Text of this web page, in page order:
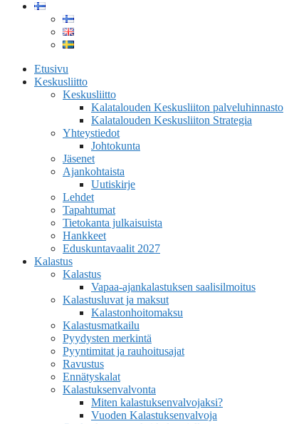
Etusivu
Keskusliitto
Keskusliitto
Kalatalouden Keskusliiton palveluhinnasto
Kalatalouden Keskusliiton Strategia
Yhteystiedot
Johtokunta
Jäsenet
Ajankohtaista
Uutiskirje
Lehdet
Tapahtumat
Tietokanta julkaisuista
Hankkeet
Eduskuntavaalit 2027
Kalastus
Kalastus
Vapaa-ajankalastuksen saalisilmoitus
Kalastusluvat ja maksut
Kalastonhoitomaksu
Kalastusmatkailu
Pyydysten merkintä
Pyyntimitat ja rauhoitusajat
Ravustus
Ennätyskalat
Kalastuksenvalvonta
Miten kalastuksenvalvojaksi?
Vuoden Kalastuksenvalvoja